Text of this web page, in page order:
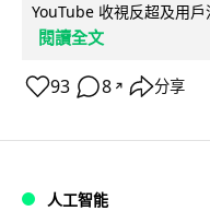
YouTube 收視反超及用
閱讀全文
93 8 ↗ 分享
人工智能